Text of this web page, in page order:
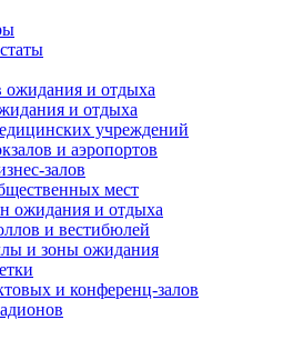
и отдыха
учреждений
и аэропортов
залов
мест
ожидания и отдыха
и вестибюлей
и зоны ожидания
и конференц-залов